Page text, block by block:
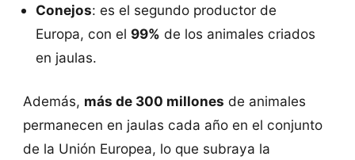
Conejos: es el segundo productor de
Europa, con el 99% de los animales criados
en jaulas.
Además, más de 300 millones de animales
permanecen en jaulas cada año en el conjunto
de la Unión Europea, lo que subraya la